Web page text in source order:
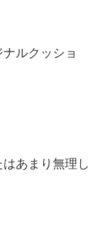
ルクッショ
あまり無理し